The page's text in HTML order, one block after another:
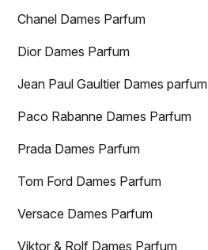
Chanel Dames Parfum
Dior Dames Parfum
Jean Paul Gaultier Dames parfum
Paco Rabanne Dames Parfum
Prada Dames Parfum
Tom Ford Dames Parfum
Versace Dames Parfum
Viktor & Rolf Dames Parfum